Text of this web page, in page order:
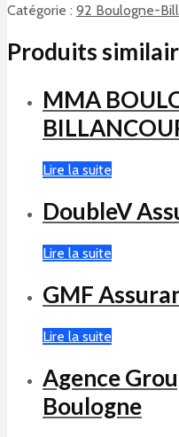
Catégorie : 92 Boulogne-
Produits
MMA
Lire la suite
DoubleV
Lire la suite
GMF
Lire la suite
Agence
Boulogne